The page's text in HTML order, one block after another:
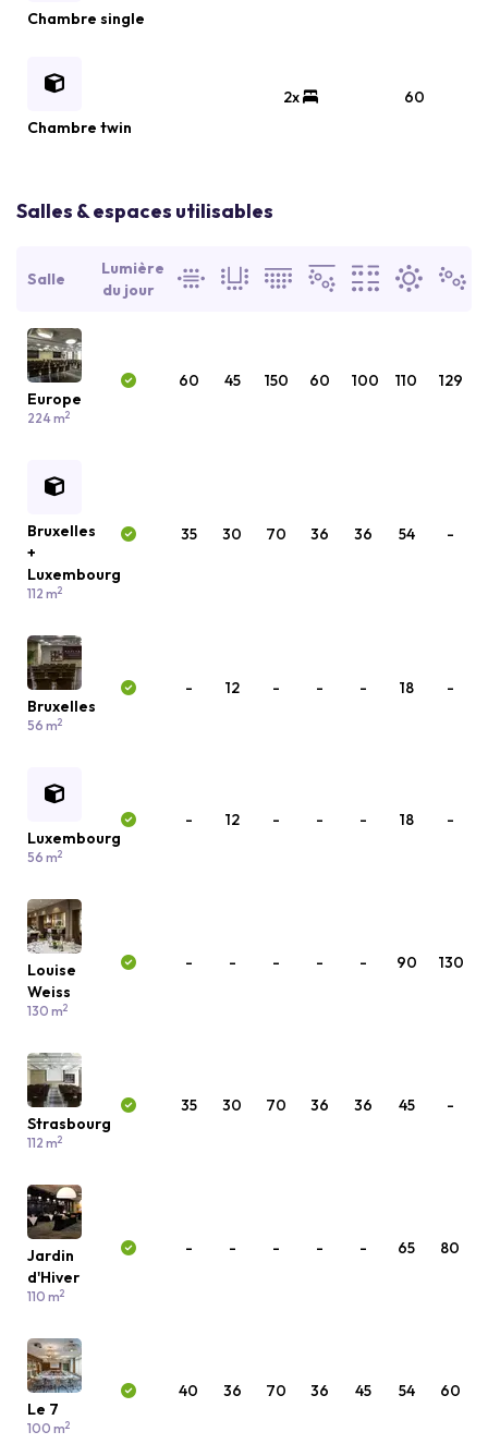
Chambre single
Chambre twin
2x 60
Salles & espaces utilisables
Salle
Lumière
du jour
Europe
224 m2
60 45 150 60 100 110 129
Bruxelles
+
Luxembourg
112 m2
35 30 70 36 36 54 -
Bruxelles
56 m2
- 12 - - - 18 -
Luxembourg
56 m2
- 12 - - - 18 -
Louise
Weiss
130 m2
- - - - - 90 130
Strasbourg
112 m2
35 30 70 36 36 45 -
Jardin
d'Hiver
110 m2
- - - - - 65 80
Le 7
100 m2
40 36 70 36 45 54 60